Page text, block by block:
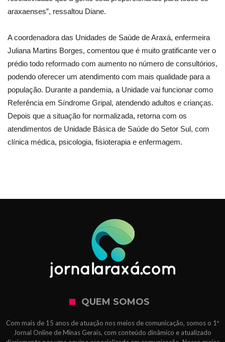
araxaenses”, ressaltou Diane.
A coordenadora das Unidades de Saúde de Araxá, enfermeira
Juliana Martins Borges, comentou que é muito gratificante ver o
prédio todo reformado com aumento no número de consultórios,
podendo oferecer um atendimento com mais qualidade para a
população. Durante a pandemia, a Unidade vai funcionar como
Referência em Síndrome Gripal, atendendo adultos e crianças.
Depois que a situação for normalizada, retorna com os
atendimentos de Unidade Básica de Saúde do Setor Sul, com
clínica médica, psicologia, fisioterapia e enfermagem.
QUEM SOMOS
Com mais de 15 anos de atuação nos meios de comunicação, somos o 1º
Jornal Online de Minas Gerais, com conteúdo dinâmico e atualizado